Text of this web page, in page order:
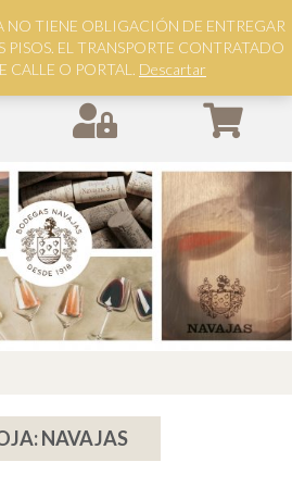
NO TIENE OBLIGACIÓN DE ENTREGAR
PISOS. EL TRANSPORTE CONTRATADO
CALLE O PORTAL. Descartar
NAVAJAS